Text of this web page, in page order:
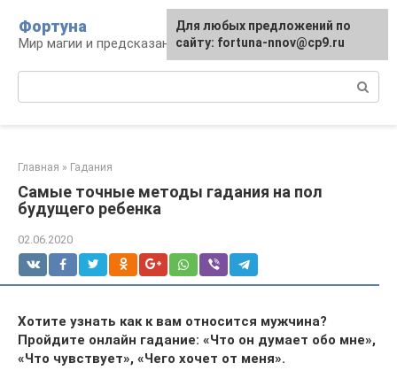
контенту
Фортуна
Мир магии и предсказаний
Главная » Гадания
Самые точные методы гадания на пол
будущего ребенка
02.06.2020
Хотите узнать как к вам относится мужчина?
Пройдите онлайн гадание: «Что он думает обо мне»,
«Что чувствует», «Чего хочет от меня».
Для любых предложений по
сайту: fortuna-nnov@cp9.ru